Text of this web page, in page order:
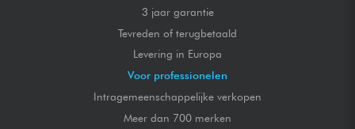
3 jaar garantie
Tevreden of terugbetaald
Levering in Europa
Voor professionelen
Intragemeenschappelijke verkopen
Meer dan 700 merken